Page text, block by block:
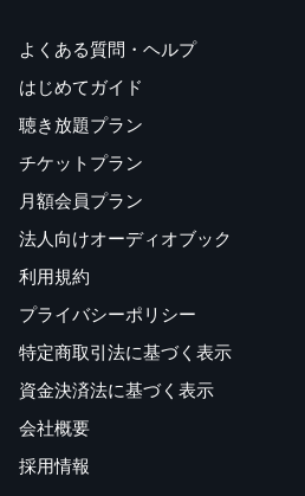
よくある質問・ヘルプ
はじめてガイド
聴き放題プラン
チケットプラン
月額会員プラン
法人向けオーディオブック
利用規約
プライバシーポリシー
特定商取引法に基づく表示
資金決済法に基づく表示
会社概要
採用情報